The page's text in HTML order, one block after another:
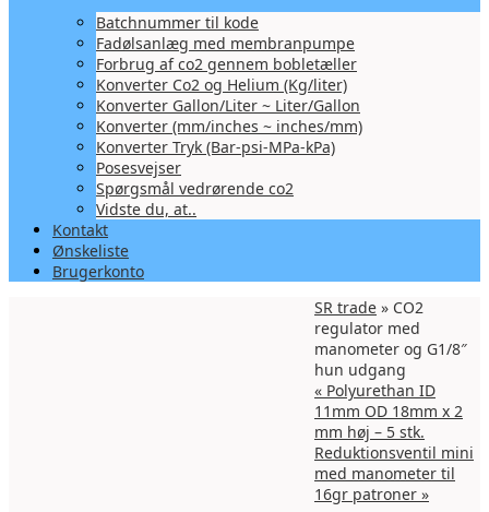
Batchnummer til kode
Fadølsanlæg med membranpumpe
Forbrug af co2 gennem bobletæller
Konverter Co2 og Helium (Kg/liter)
Konverter Gallon/Liter ~ Liter/Gallon
Konverter (mm/inches ~ inches/mm)
Konverter Tryk (Bar-psi-MPa-kPa)
Posesvejser
Spørgsmål vedrørende co2
Vidste du, at..
Kontakt
Ønskeliste
Brugerkonto
SR trade » CO2
regulator med
manometer og G1/8″
hun udgang
« Polyurethan ID
11mm OD 18mm x 2
mm høj – 5 stk.
Reduktionsventil mini
med manometer til
16gr patroner »